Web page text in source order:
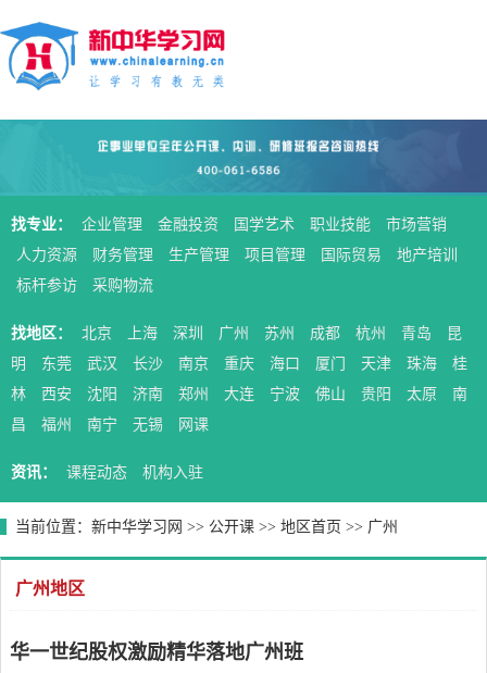
找专业： 企业管理 金融投资 国学艺术 职业技能
市场营销
人力资源
财务管理 生产管理 项目管理 国际贸易
地产培训
标杆参访
采购物流
找地区： 北京 上海 深圳 广州 苏州 成都 杭州 青岛
昆
明
东莞 武汉 长沙 南京 重庆 海口 厦门 天津 珠海
桂
林
西安 沈阳 济南 郑州 大连 宁波 佛山 贵阳 太原
南
昌
福州 南宁 无锡 网课
资讯： 课程动态 机构入驻
当前位置： 新中华学习网 >> 公开课 >> 地区首页 >> 广州
广州地区
华一世纪股权激励精华落地广州班